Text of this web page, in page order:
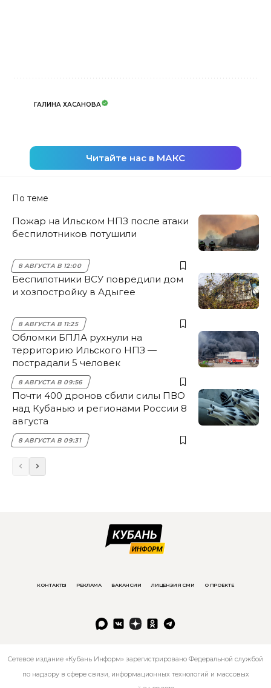
ГАЛИНА ХАСАНОВА
Читайте нас в МАКС
По теме
Пожар на Ильском НПЗ после атаки
беспилотников потушили
8 АВГУСТА В 12:00
Беспилотники ВСУ повредили дом
и хозпостройку в Адыгее
8 АВГУСТА В 11:25
Обломки БПЛА рухнули на
территорию Ильского НПЗ —
пострадали 5 человек
8 АВГУСТА В 09:56
Почти 400 дронов сбили силы ПВО
над Кубанью и регионами России 8
августа
8 АВГУСТА В 09:31
КОНТАКТЫ РЕКЛАМА ВАКАНСИИ ЛИЦЕНЗИЯ СМИ О ПРОЕКТЕ
Сетевое издание «Кубань Информ» зарегистрировано Федеральной службой
по надзору в сфере связи, информационных технологий и массовых